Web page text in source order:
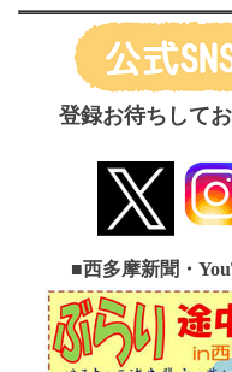
登録お待ちして
■西多摩新聞・